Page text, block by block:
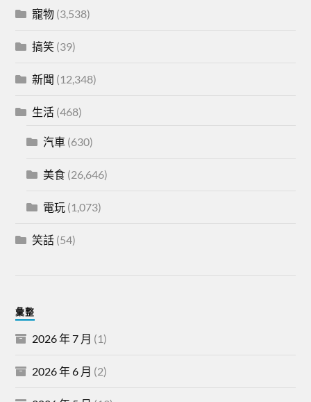
寵物 (3,538)
搞笑 (39)
新聞 (12,348)
生活 (468)
汽車 (630)
美食 (26,646)
電玩 (1,073)
笑話 (54)
彙整
2026 年 7 月 (1)
2026 年 6 月 (2)